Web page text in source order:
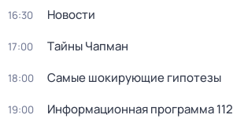
16:30 Новости
17:00 Тaйны Чапман
18:00 Самые шoкиpующие гипотезы
19:00 Информационная программа 112